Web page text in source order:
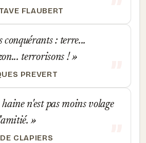
FLAUBERT
conquérants : terre...
terrorisons !
PREVERT
n'est pas moins volage
CLAPIERS